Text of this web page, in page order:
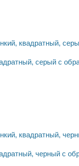
серый с
черный с